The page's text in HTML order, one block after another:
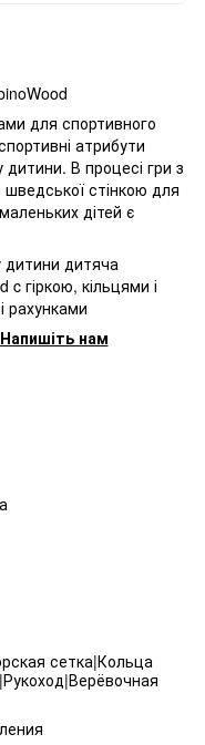
для спортивного
атрибути
дитини. В процесі гри з
стінкою для
дітей є
дитини дитяча
гіркою, кільцями і
рахунками
нам
сетка|Кольца